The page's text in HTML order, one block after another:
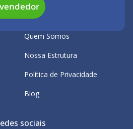
Quem Somos
Nossa Estrutura
Política de Privacidade
Blog
sociais